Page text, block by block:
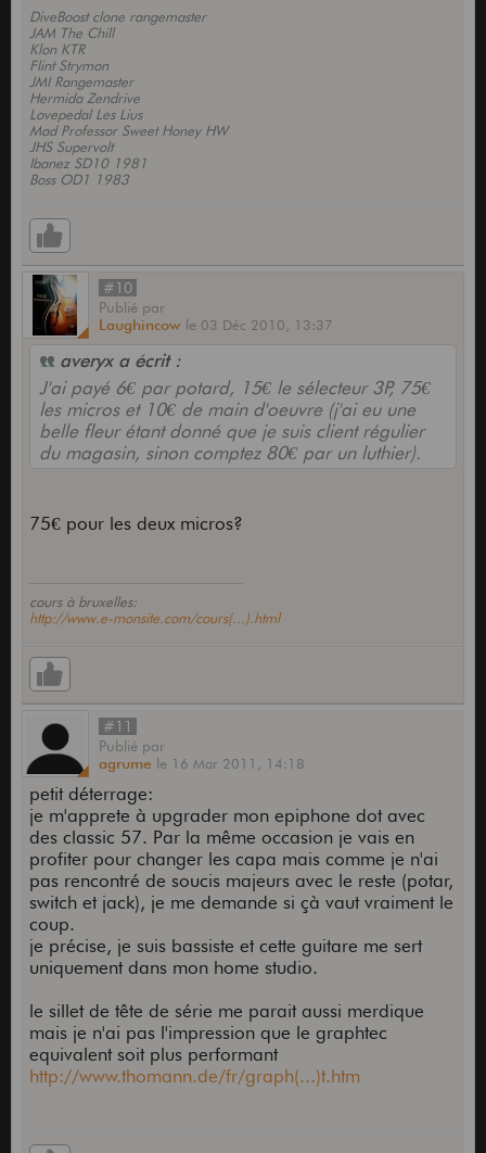
DiveBoost clone rangemaster
JAM The Chill
Klon KTR
Flint Strymon
JMI Rangemaster
Hermida Zendrive
Lovepedal Les Lius
Mad Professor Sweet Honey HW
JHS Supervolt
Ibanez SD10 1981
Boss OD1 1983
#10
Publié par
Laughincow le 03 Déc 2010, 13:37
averyx a écrit :
J'ai payé 6€ par potard, 15€ le sélecteur 3P, 75€
les micros et 10€ de main d'oeuvre (j'ai eu une
belle fleur étant donné que je suis client régulier
du magasin, sinon comptez 80€ par un luthier).
75€ pour les deux micros?
cours à bruxelles:
http://www.e-monsite.com/cours(...).html
#11
Publié par
agrume le 16 Mar 2011, 14:18
petit déterrage:
je m'apprete à upgrader mon epiphone dot avec
des classic 57. Par la même occasion je vais en
profiter pour changer les capa mais comme je n'ai
pas rencontré de soucis majeurs avec le reste (potar,
switch et jack), je me demande si çà vaut vraiment le
coup.
je précise, je suis bassiste et cette guitare me sert
uniquement dans mon home studio.
le sillet de tête de série me parait aussi merdique
mais je n'ai pas l'impression que le graphtec
equivalent soit plus performant
http://www.thomann.de/fr/graph(...)t.htm